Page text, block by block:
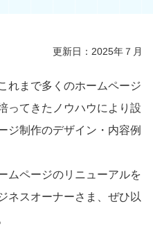
更新日：2025年７月
れまで多くのホームページ
ってきたノウハウにより設
ジ制作のデザイン・内容例
ムページのリニューアルを
ネスオーナーさま、ぜひ以